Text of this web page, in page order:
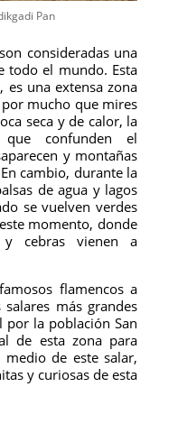
Pan
consideradas una
todo el mundo. Esta
es una extensa zona
mucho que mires
seca y de calor, la
que confunden el
y montañas
cambio, durante la
de agua y lagos
se vuelven verdes
momento, donde
y cebras vienen a
flamencos a
más grandes
por la población San
de esta zona para
medio de este salar,
y curiosas de esta